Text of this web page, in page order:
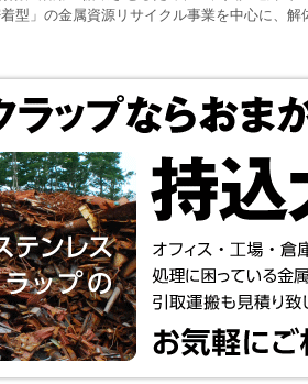
型」の金属資源リサイクル事業を中心に、